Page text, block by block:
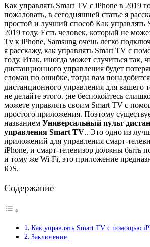
Как управлять Smart TV с iPhone в 2019
пожаловать, в сегодняшней статье я
простой и лучший способ Как управлять
2019 году. Есть человек, который не
Tv к iPhone, Samsung очень легко
я расскажу, как управлять Smart TV с
году. Итак, иногда может случиться так,
дистанционного управления будет
сломан по ошибке, тогда вам
дистанционного управления для вашего
не делайте этого. ;не беспокойтесь
можете управлять своим Smart TV с
простого приложения. Поэтому
названием Универсальный пульт
управления Smart TV.. Это одно из
приложений для управления смарт-
iPhone, и смарт-телевизор должны быть
и тому же Wi-Fi, это приложение
iOS.
Содержание
Как управлять Smart TV с помощью
Заключение: